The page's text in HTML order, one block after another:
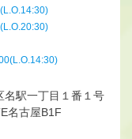
名駅一丁目１番１号
名古屋B1F